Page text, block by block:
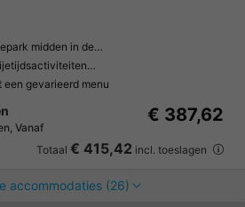
midden in de…
gevarieerd menu
Vanaf
€ 387,62
Totaal € 415,42 incl. toeslagen
accommodaties (26)